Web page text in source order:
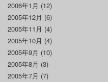
2006年1月 (12)
2005年12月 (6)
2005年11月 (4)
2005年10月 (4)
2005年9月 (10)
2005年8月 (3)
2005年7月 (7)